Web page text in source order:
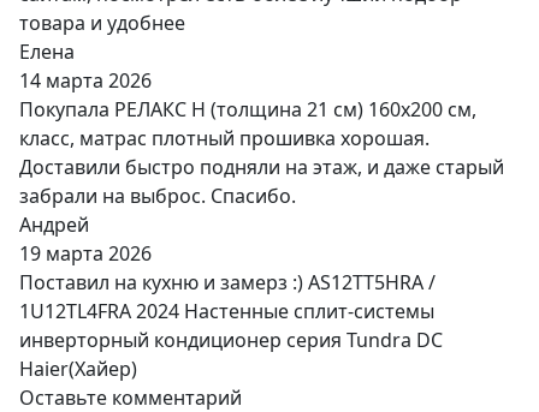
товара и удобнее
Елена
14 марта 2026
Покупала РЕЛАКС Н (толщина 21 см) 160х200 см,
класс, матрас плотный прошивка хорошая.
Доставили быстро подняли на этаж, и даже старый
забрали на выброс. Спасибо.
Андрей
19 марта 2026
Поставил на кухню и замерз :) AS12TT5HRA /
1U12TL4FRA 2024 Настенные сплит-системы
инверторный кондиционер серия Tundra DC
Haier(Хайер)
Оставьте комментарий